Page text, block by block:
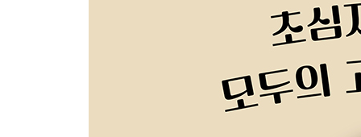
Column 4 [마스터의 히스토리-중편]
Chapter 7. 다음 날 숙취는 필연? 높은 도수의 지